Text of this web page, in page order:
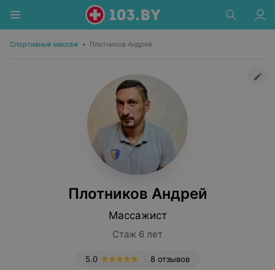
Спортивный массаж • Плотников Андрей
Плотников Андрей
Массажист
Стаж 6 лет
8 отзывов
5.0